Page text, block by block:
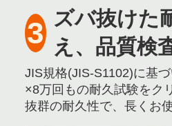
3 ズバ抜けた
え、品質検
JIS規格(JIS-S1102)に基
×8万回もの耐久試験をク
抜群の耐久性で、長くお